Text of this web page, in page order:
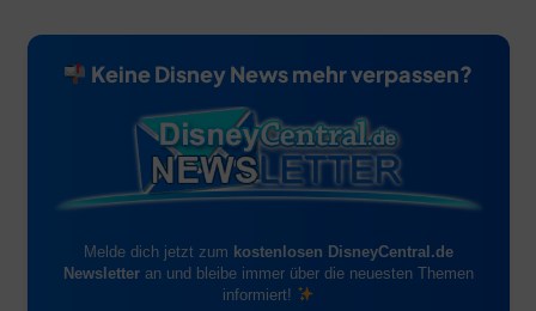
Keine Disney News mehr verpassen?
Melde dich jetzt zum kostenlosen DisneyCentral.de
Newsletteran und bleibe immer über die neuesten Themen
informiert!